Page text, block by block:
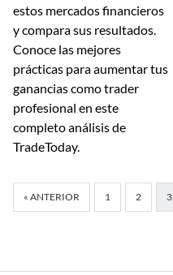
estos mercados financieros
y compara sus resultados.
Conoce las mejores
prácticas para aumentar tus
ganancias como trader
profesional en este
completo análisis de
TradeToday.
« ANTERIOR 1 2 3